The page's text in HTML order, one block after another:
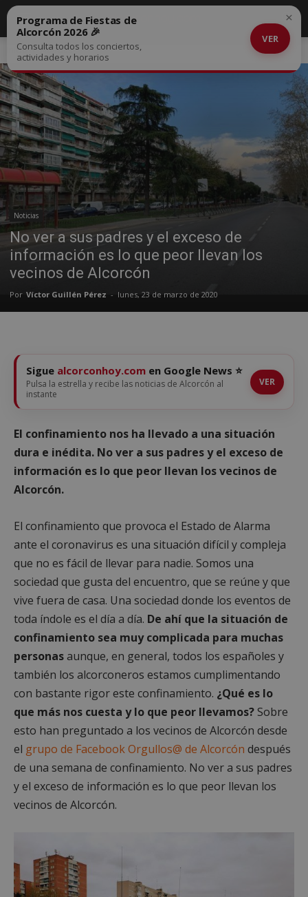
Inicio Noticias
Noticias
No ver a sus padres y el exceso de
información es lo que peor llevan los
vecinos de Alcorcón
Por Víctor Guillén Pérez - lunes, 23 de marzo de 2020
Programa de Fiestas de
Alcorcón 2026 🎉
Consulta todos los conciertos,
actividades y horarios
VER
×
Sigue alcorconhoy.com en Google News ⭐
Pulsa la estrella y recibe las noticias de Alcorcón al
instante
VER
El confinamiento nos ha llevado a una situación
dura e inédita. No ver a sus padres y el exceso de
información es lo que peor llevan los vecinos de
Alcorcón.
El confinamiento que provoca el Estado de Alarma
ante el coronavirus es una situación difícil y compleja
que no es fácil de llevar para nadie. Somos una
sociedad que gusta del encuentro, que se reúne y que
vive fuera de casa. Una sociedad donde los eventos de
toda índole es el día a día. De ahí que la situación de
confinamiento sea muy complicada para muchas
personasaunque, en general, todos los españoles y
también los alcorconeros estamos cumplimentando
con bastante rigor este confinamiento. ¿Qué es lo
que más nos cuesta y lo que peor llevamos? Sobre
esto han preguntado a los vecinos de Alcorcón desde
el grupo de Facebook Orgullos@ de Alcorcón después
de una semana de confinamiento. No ver a sus padres
y el exceso de información es lo que peor llevan los
vecinos de Alcorcón.